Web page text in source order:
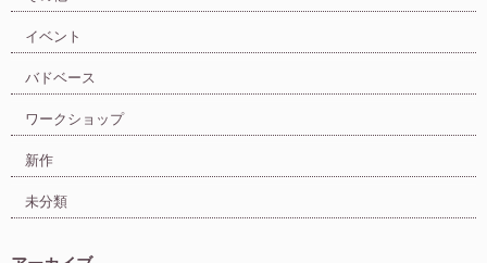
イベント
バドベース
ワークショップ
新作
未分類